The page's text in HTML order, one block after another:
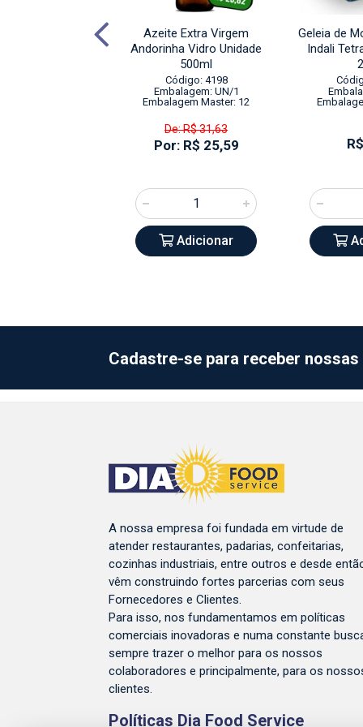
Azeite Extra Virgem
Andorinha Vidro Unidade
500ml
Código: 4198
Embalagem: UN/1
Embalagem Master: 12
De: R$ 31,63
Por: R$ 25,59
Adicionar
Geleia de
Indali
Cadastre-se para receber
A nossa empresa foi fundada em virtude de
atender restaurantes, padarias, confeitarias,
cozinhas industriais, entre outros e desde
vêm construindo fortes parcerias com seus
Fornecedores e Clientes.
Para isso, nos fundamentamos em políticas
comerciais inovadoras e numa constante
sempre trazer o melhor para os nossos
colaboradores e principalmente, para os
clientes.
Políticas Dia Food Service